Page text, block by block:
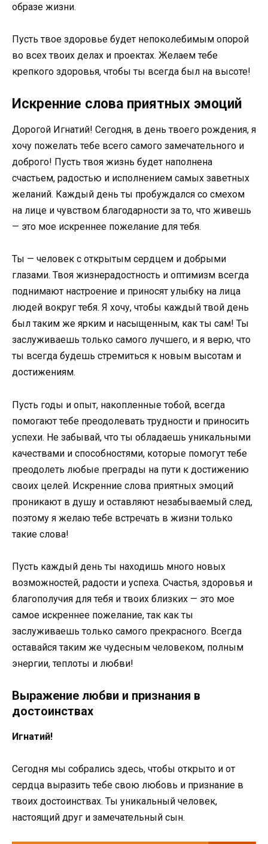
образе жизни.
Пусть твое здоровье будет непоколебимым опорой
во всех твоих делах и проектах. Желаем тебе
крепкого здоровья, чтобы ты всегда был на высоте!
Искренние слова приятных эмоций
Дорогой Игнатий! Сегодня, в день твоего рождения, я
хочу пожелать тебе всего самого замечательного и
доброго! Пусть твоя жизнь будет наполнена
счастьем, радостью и исполнением самых заветных
желаний. Каждый день ты пробуждался со смехом
на лице и чувством благодарности за то, что живешь
— это мое искреннее пожелание для тебя.
Ты — человек с открытым сердцем и добрыми
глазами. Твоя жизнерадостность и оптимизм всегда
поднимают настроение и приносят улыбку на лица
людей вокруг тебя. Я хочу, чтобы каждый твой день
был таким же ярким и насыщенным, как ты сам! Ты
заслуживаешь только самого лучшего, и я верю, что
ты всегда будешь стремиться к новым высотам и
достижениям.
Пусть годы и опыт, накопленные тобой, всегда
помогают тебе преодолевать трудности и приносить
успехи. Не забывай, что ты обладаешь уникальными
качествами и способностями, которые помогут тебе
преодолеть любые преграды на пути к достижению
своих целей. Искренние слова приятных эмоций
проникают в душу и оставляют незабываемый след,
поэтому я желаю тебе встречать в жизни только
такие слова!
Пусть каждый день ты находишь много новых
возможностей, радости и успеха. Счастья, здоровья и
благополучия для тебя и твоих близких — это мое
самое искреннее пожелание, так как ты
заслуживаешь только самого прекрасного. Всегда
оставайся таким же чудесным человеком, полным
энергии, теплоты и любви!
Выражение любви и признания в
достоинствах
Игнатий!
Сегодня мы собрались здесь, чтобы открыто и от
сердца выразить тебе свою любовь и признание в
твоих достоинствах. Ты уникальный человек,
настоящий друг и замечательный сын.